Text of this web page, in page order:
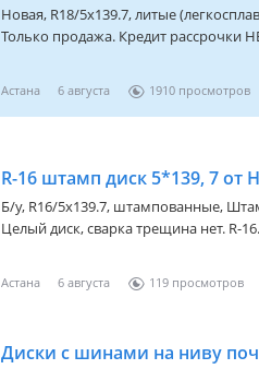
Новая, R18/5x139.7, литые
Только продажа. Кредит рассрочки
Астана 6 августа 1910
R-16 штамп диск 5*139, 7 от
Б/у, R16/5x139.7, штампованные,
Целый диск, сварка трещина нет. R-
Астана 6 августа 119
Диски с шинами на ниву